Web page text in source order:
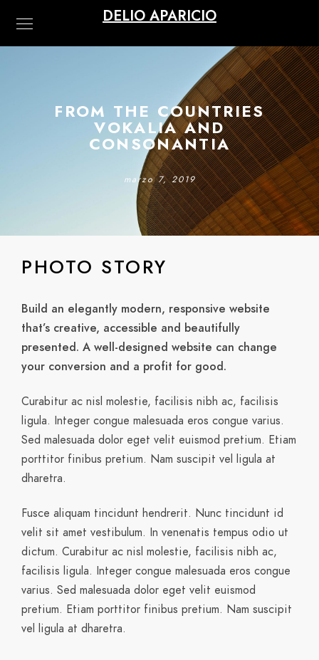
DELIO APARICIO
FROM THE COUNTRIES
VOKALIA AND
CONSONANTIA
marzo 7, 2019
PHOTO STORY
Build an elegantly modern, responsive website
that’s creative, accessible and beautifully
presented. A well-designed website can change
your conversion and a profit for good.
Curabitur ac nisl molestie, facilisis nibh ac, facilisis
ligula. Integer congue malesuada eros congue varius.
Sed malesuada dolor eget velit euismod pretium. Etiam
porttitor finibus pretium. Nam suscipit vel ligula at
dharetra.
Fusce aliquam tincidunt hendrerit. Nunc tincidunt id
velit sit amet vestibulum. In venenatis tempus odio ut
dictum. Curabitur ac nisl molestie, facilisis nibh ac,
facilisis ligula. Integer congue malesuada eros congue
varius. Sed malesuada dolor eget velit euismod
pretium. Etiam porttitor finibus pretium. Nam suscipit
vel ligula at dharetra.